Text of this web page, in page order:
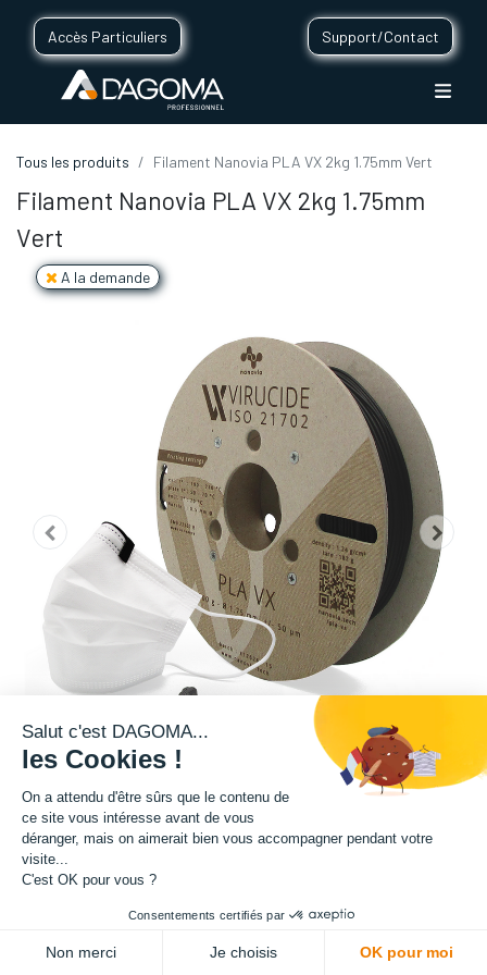
Accès Particuliers Support/Contact
Tous les produits Filament Nanovia PLA VX 2kg 1.75mm Vert
Filament Nanovia PLA VX 2kg 1.75mm
Vert
A la demande
Matière : PLA VX
Diamètre : 1.75 mm
Grammage : 2000 g
Salut c'est DAGOMA...
les Cookies !
On a attendu d'être sûrs que le contenu de
ce site vous intéresse avant de vous
déranger, mais on aimerait bien vous accompagner pendant votre
visite...
C'est OK pour vous ?
Consentements certifiés par
Non merci Je choisis OK pour moi